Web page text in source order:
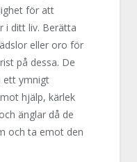
för att
i ditt liv. Berätta
eller oro för
på dessa. De
ett ymnigt
hjälp, kärlek
änglar då de
och ta emot den